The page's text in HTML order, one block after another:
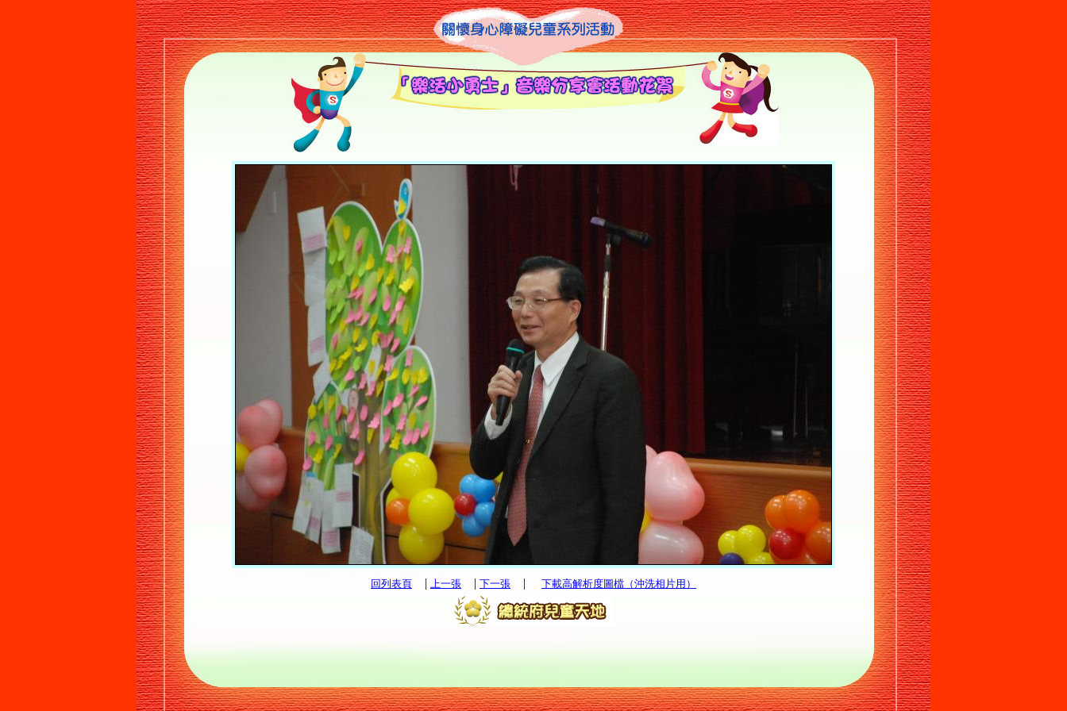
回列表頁 | 上一張 | 下一張 | 下載高解析度圖檔（沖洗相片用）